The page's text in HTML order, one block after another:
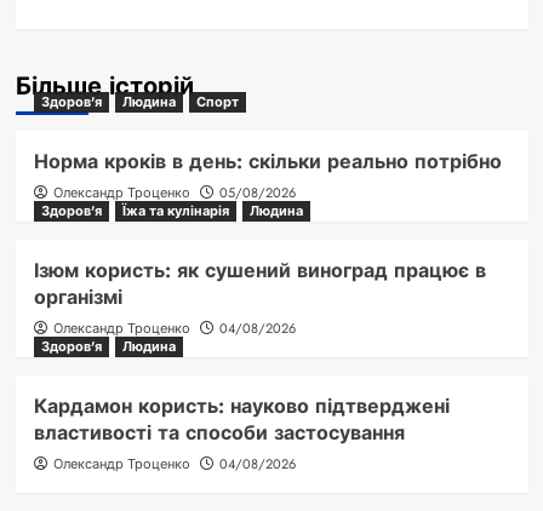
Більше історій
Здоров'я Людина Спорт
Норма кроків в день: скільки реально потрібно
Олександр Троценко
05/08/2026
Здоров'я
Їжа та кулінарія Людина
Ізюм користь: як сушений виноград працює в
організмі
Олександр Троценко
04/08/2026
Здоров'я
Людина
Кардамон користь: науково підтверджені
властивості та способи застосування
Олександр Троценко 04/08/2026